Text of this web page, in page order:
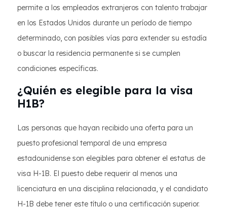
permite a los empleados extranjeros con talento trabajar
en los Estados Unidos durante un período de tiempo
determinado, con posibles vías para extender su estadía
o buscar la residencia permanente si se cumplen
condiciones específicas.
¿Quién es elegible para la visa
H1B?
Las personas que hayan recibido una oferta para un
puesto profesional temporal de una empresa
estadounidense son elegibles para obtener el estatus de
visa H-1B. El puesto debe requerir al menos una
licenciatura en una disciplina relacionada, y el candidato
H-1B debe tener este título o una certificación superior.